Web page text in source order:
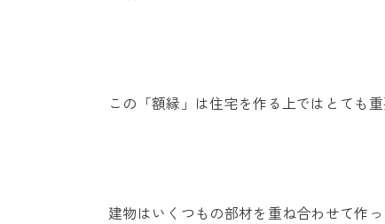
この「額縁」は住宅を作る上ではとても重
建物はいくつもの部材を重ね合わせて作っ